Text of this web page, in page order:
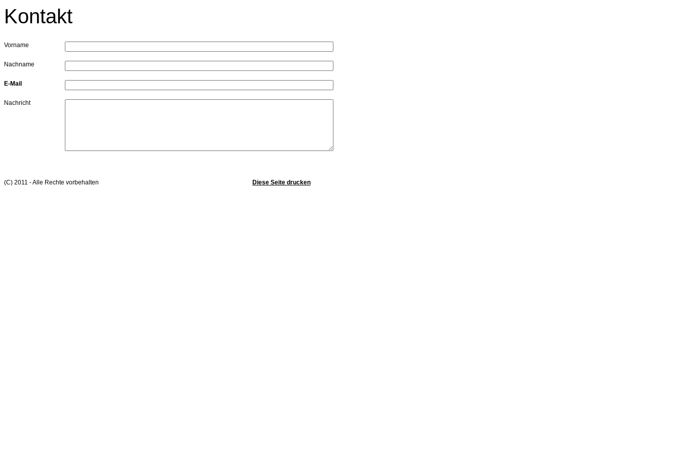
Kontakt
Vorname
Nachname
E-Mail
Nachricht
(C) 2011 - Alle Rechte vorbehalten Diese Seite drucken